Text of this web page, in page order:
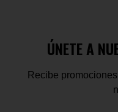
ÚNETE A
Recibe